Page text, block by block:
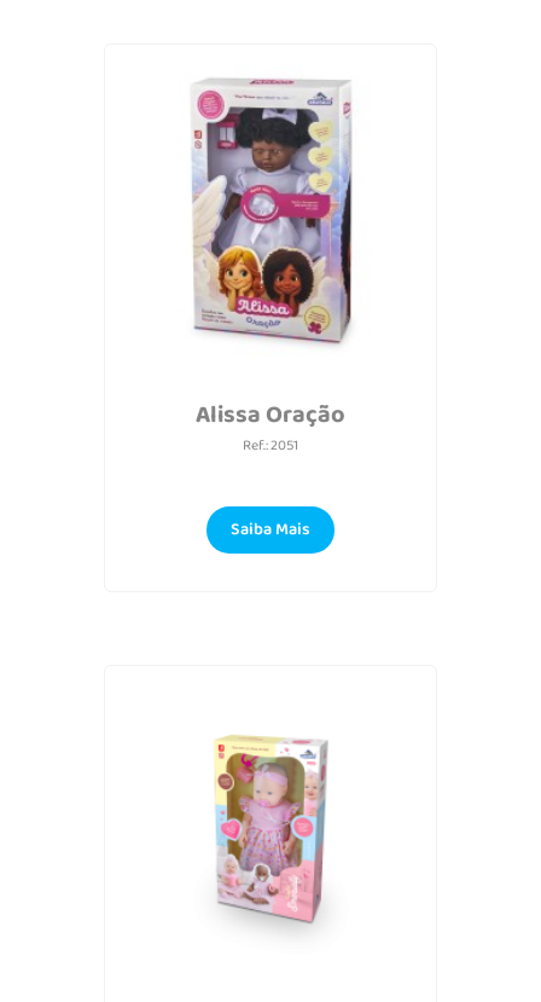
Alissa Oração
Ref.: 2051
Saiba Mais